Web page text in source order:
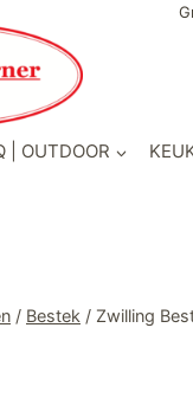
| OUTDOOR
/ Bestek / Zwilling